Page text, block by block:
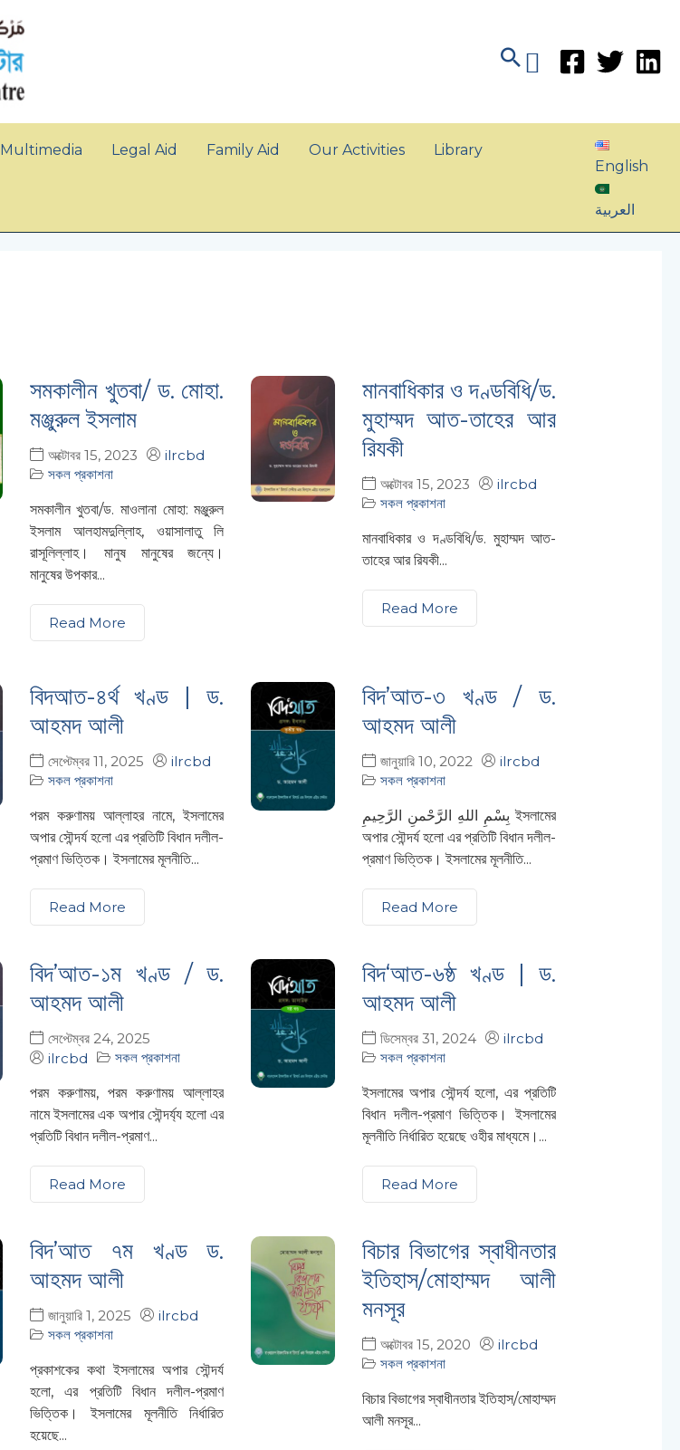
Search
Multimedia Legal Aid Family Aid Our Activities Library
English
العربية
সমকালীন খুতবা/ ড. মোহা.
মঞ্জুরুল ইসলাম
অক্টোবর 15, 2023
ilrcbd
সকল প্রকাশনা
সমকালীন খুতবা/ড. মাওলানা মোহা: মঞ্জুরুল
ইসলাম আলহামদুল্লিাহ, ওয়াসালাতু লি
রাসূলিল্লাহ। মানুষ মানুষের জন্যে।
মানুষের উপকার...
Read More
মানবাধিকার ও দণ্ডবিধি/ড.
মুহাম্মদ আত-তাহের আর
রিযকী
অক্টোবর 15, 2023
ilrcbd
সকল প্রকাশনা
মানবাধিকার ও দণ্ডবিধি/ড. মুহাম্মদ আত-
তাহের আর রিযকী...
Read More
বিদআত-৪র্থ খণ্ড | ড.
আহমদ আলী
সেপ্টেম্বর 11, 2025
ilrcbd
সকল প্রকাশনা
পরম করুণাময় আল্লাহর নামে, ইসলামের
অপার সৌন্দর্য হলো এর প্রতিটি বিধান দলীল-
প্রমাণ ভিত্তিক। ইসলামের মূলনীতি...
Read More
বিদ’আত-৩ খণ্ড / ড.
আহমদ আলী
জানুয়ারি 10, 2022
ilrcbd
সকল প্রকাশনা
بِسْمِ اللهِ الرَّحْمنِ الرَّحِيمِ ইসলামের
অপার সৌন্দর্য হলো এর প্রতিটি বিধান দলীল-
প্রমাণ ভিত্তিক। ইসলামের মূলনীতি...
Read More
বিদ’আত-১ম খণ্ড / ড.
আহমদ আলী
সেপ্টেম্বর 24, 2025
ilrcbd
সকল প্রকাশনা
পরম করুণাময়, পরম করুণাময় আল্লাহর
নামে ইসলামের এক অপার সৌন্দর্য্য হলো এর
প্রতিটি বিধান দলীল-প্রমাণ...
Read More
বিদ‘আত-৬ষ্ঠ খণ্ড | ড.
আহমদ আলী
ডিসেম্বর 31, 2024
ilrcbd
সকল প্রকাশনা
ইসলামের অপার সৌন্দর্য হলো, এর প্রতিটি
বিধান দলীল-প্রমাণ ভিত্তিক। ইসলামের
মূলনীতি নির্ধারিত হয়েছে ওহীর মাধ্যমে।...
Read More
বিদ’আত ৭ম খণ্ড ড.
আহমদ আলী
জানুয়ারি 1, 2025
ilrcbd
সকল প্রকাশনা
প্রকাশকের কথা ইসলামের অপার সৌন্দর্য
হলো, এর প্রতিটি বিধান দলীল-প্রমাণ
ভিত্তিক। ইসলামের মূলনীতি নির্ধারিত
হয়েছে...
বিচার বিভাগের স্বাধীনতার
ইতিহাস/মোহাম্মদ আলী
মনসূর
অক্টোবর 15, 2020
ilrcbd
সকল প্রকাশনা
বিচার বিভাগের স্বাধীনতার ইতিহাস/মোহাম্মদ
আলী মনসূর...